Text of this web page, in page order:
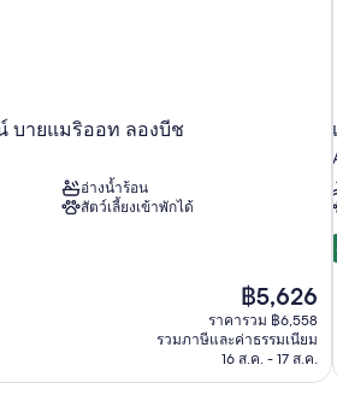
บายแมริออท ลองบีช
อ่างน้ำร้อน
สัตว์เลี้ยงเข้าพักได้
ราคา
ปัจจุบัน
คือ
฿5,626
฿5,626
ราคารวม ฿6,558
รวมภาษีและค่าธรรมเนียม
16 ส.ค. - 17 ส.ค.